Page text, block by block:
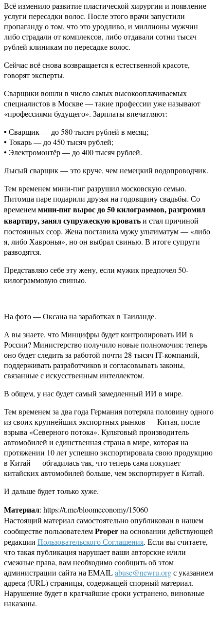
Всё изменило развитие пластической хирургии и появление
услуги пересадки волос. После этого врачи запустили
пропаганду о том, что это уродливо, и миллионы мужчин
либо страдали от комплексов, либо отдавали сотни тысяч
рублей клиникам по пересадке волос.
Сейчас всё снова возвращается к естественной красоте,
говорят эксперты.
Сварщики вошли в число самых высокооплачиваемых
специалистов в Москве — такие профессии уже называют
«профессиями будущего». Зарплаты впечатляют:
• Сварщик — до 580 тысяч рублей в месяц;
• Токарь — до 450 тысяч рублей;
• Электромонтёр — до 400 тысяч рублей.
Лысый сварщик — это круче, чем немецкий водопроводчик.
Тем временем мини-пиг разрушил московскую семью.
Питомца паре подарили друзья на годовщину свадьбы. Со
временеммини-пиг вырос до 50 килограммов, разгромил
квартиру, занял супружескую кроватьи стал причиной
постоянных ссор. Жена поставила мужу ультиматум — «либо
я, либо Хавронья», но он выбрал свинью. В итоге супруги
разводятся.
Представляю себе эту жену, если мужик предпочел 50-
килограммовую свинью.
На фото — Оксана на заработках в Таиланде.
А вы знаете, что Минцифры будет контролировать ИИ в
России? Министерство получило новые полномочия: теперь
оно будет следить за работой почти 28 тысяч IT-компаний,
поддерживать разработчиков и согласовывать законы,
связанные с искусственным интеллектом.
В общем, у нас будет самый замедленный ИИ в мире.
Тем временем за два года Германия потеряла половину одного
из своих крупнейших экспортных рынков — Китая, после
взрыва «Северного потока». Культовый производитель
автомобилей и единственная страна в мире, которая на
протяжении 10 лет успешно экспортировала свою продукцию
в Китай — обгадилась так, что теперь сама покупает
китайских автомобилей больше, чем экспортирует в Китай.
И дальше будет только хуже.
Материал: https://t.me/bloomeconomy/15060
Настоящий материал самостоятельно опубликован в нашем
сообществе пользователемProperна основании действующей
редакции Пользовательского Соглашения. Если вы считаете,
что такая публикация нарушает ваши авторские и/или
смежные права, вам необходимо сообщить об этом
администрации сайта на EMAILabuse@newru.orgс указанием
адреса (URL) страницы, содержащей спорный материал.
Нарушение будет в кратчайшие сроки устранено, виновные
наказаны.